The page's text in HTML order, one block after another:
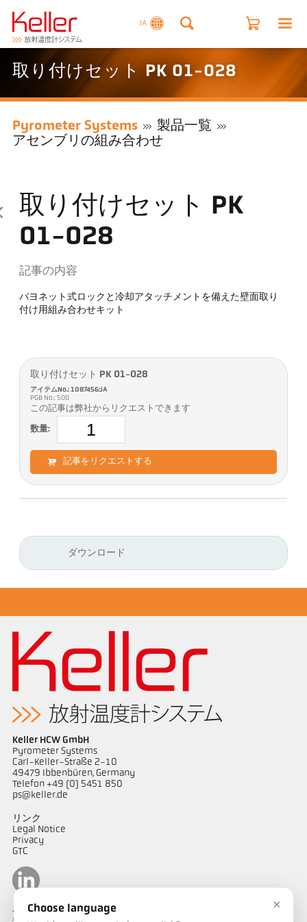
JA
取り付けセット PK 01-028
Pyrometer Systems
製品一覧
アセンブリの組み合わせ
取り付けセット PK
01-028
記事の内容
バヨネット式ロックと冷却アタッチメントを備えた壁面取り
付け用組み合わせキット
取り付けセット PK 01-028
アイテムNo.: 1087456:JA
PGB No.: 500
この記事は弊社からリクエストできます
数量:
記事をリクエストする
ダウンロード
Keller HCW GmbH
Pyrometer Systems
Carl-Keller-Straße 2-10
49479 Ibbenbüren, Germany
Telefon +49 (0) 5451 850
ps@keller.de
リンク
Legal Notice
Privacy
GTC
ケラーパイロメータージャパン
×
Choose language